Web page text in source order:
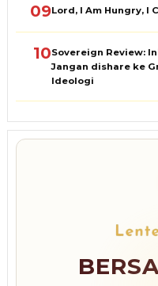
09Lord, I Am Hungry, I
10Sovereign Review:
Jangan dishare ke
Ideologi